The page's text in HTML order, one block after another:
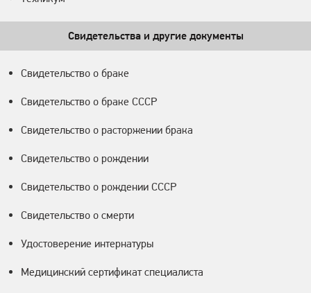
Свидетельства и другие документы
Свидетельство о браке
Свидетельство о браке СССР
Свидетельство о расторжении брака
Свидетельство о рождении
Свидетельство о рождении СССР
Свидетельство о смерти
Удостоверение интернатуры
Медицинский сертификат специалиста